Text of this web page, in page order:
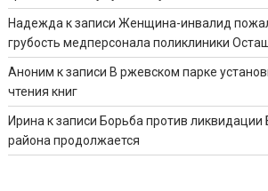
Надеждак записиЖенщина-инвалид
грубость медперсонала поликлиники
Аноним к записи В ржевском парке
чтения книг
Иринак записи Борьба против ликвидации
района продолжается